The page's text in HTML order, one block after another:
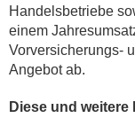
Handelsbetriebe
einem
Vorversicherungs-
Angebot ab.
Diese und